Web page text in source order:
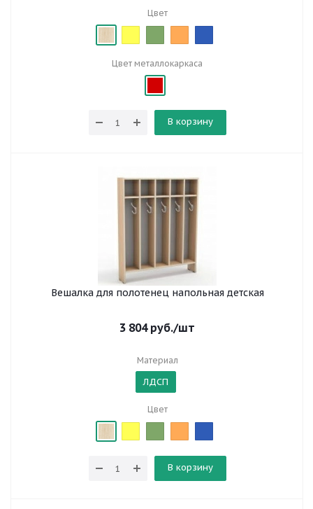
Цвет
Цвет металлокаркаса
В корзину
Вешалка для полотенец напольная детская
3 804руб./шт
Материал
ЛДСП
Цвет
В корзину